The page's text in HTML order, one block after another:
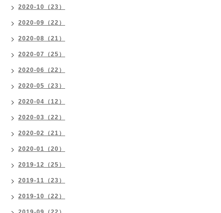
2020-10（23）
2020-09（22）
2020-08（21）
2020-07（25）
2020-06（22）
2020-05（23）
2020-04（12）
2020-03（22）
2020-02（21）
2020-01（20）
2019-12（25）
2019-11（23）
2019-10（22）